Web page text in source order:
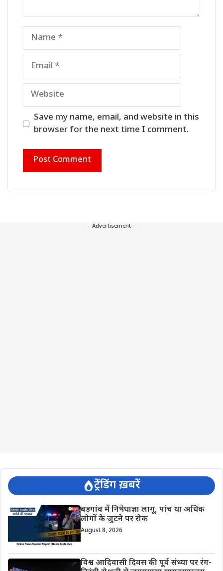
Name
Email
Website
Save my name, email, and website in this
browser for the next time I comment.
---Advertisement---
ट्रेंडिंग ख़बरें
बड़गांव में निषेधाज्ञा लागू, पांच या अधिक
लोगों के जुटने पर रोक
August 8, 2026
विश्व आदिवासी दिवस की पूर्व संध्या पर रंग-